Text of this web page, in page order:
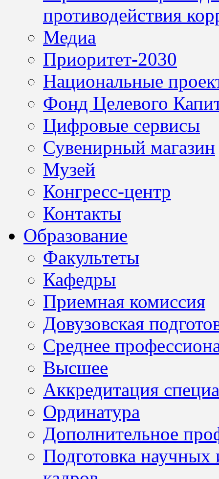
противодействия
Медиа
Приоритет-2030
Национальные
Фонд Целевого
Цифровые сервисы
Сувенирный магазин
Музей
Конгресс-центр
Контакты
Образование
Факультеты
Кафедры
Приемная комиссия
Довузовская
Среднее
Высшее
Аккредитация
Ординатура
Дополнительное
Подготовка научных